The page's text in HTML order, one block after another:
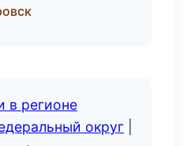
в регионе
округ